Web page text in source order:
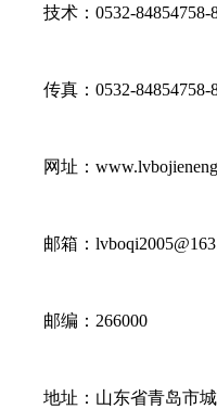
技术：0532-84854758-
传真：0532-84854758-
网址：
邮箱：
邮编：266000
地址：山东省青岛市城